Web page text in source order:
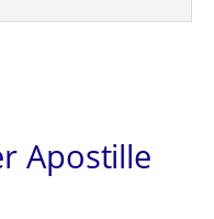
Apostille